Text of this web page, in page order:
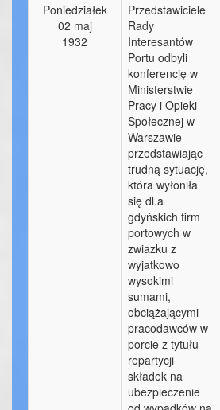
Poniedziałek
02 maj
1932
Przedstawiciele
Rady
Interesantów
Portu odbyli
konferencję w
Ministerstwie
Pracy i Opieki
Społecznej w
Warszawie
przedstawiając
trudną sytuację,
która wyłoniła
się dl.a
gdyńskich firm
portowych w
zwiazku z
wyjatkowo
wysokimi
sumami,
obciążającymi
pracodawców w
porcie z tytułu
repartycji
składek na
ubezpieczenie